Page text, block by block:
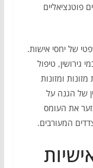
פוטנציאליים
של יחסי אישות.
גירושין, טיפול
ומזונות
של הגנה על
את העומס
המעורבים.